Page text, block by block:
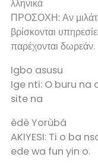
λληνικά
ΠΡΟΣΟΧΗ: Αν
βρίσκονται
παρέχονται δωρεάν.
Igbo asusu
Ige nti: O buru na
site na
èdè Yorùbá
AKIYESI: Ti o ba
ede wa fun yin o.